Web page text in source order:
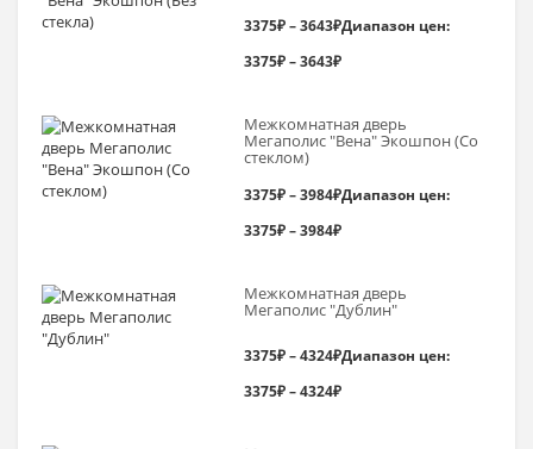
3375₽–3643₽Диапазон цен:
3375₽ – 3643₽
Межкомнатная дверь
Мегаполис "Вена" Экошпон (Со
стеклом)
3375₽–3984₽Диапазон цен:
3375₽ – 3984₽
Межкомнатная дверь
Мегаполис "Дублин"
3375₽–4324₽Диапазон цен:
3375₽ – 4324₽